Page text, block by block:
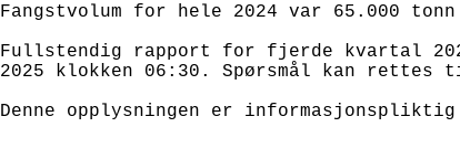
Fangstvolum for hele 2024 var 65.000
Fullstendig rapport for fjerde kvartal
2025 klokken 06:30. Spørsmål kan rettes
Denne opplysningen er